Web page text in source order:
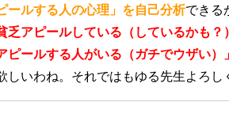
ールする人の心理」を自己分析できる
乏アピールしている（しているかも？
ピールする人がいる（ガチでウザい）
しいわね。それではもゆる先生よろし